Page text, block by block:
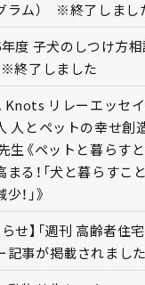
ラム） ※終了しまし
度 子犬のしつけ方相
終了しました
Knots リレーエッセ
人とペットの幸せ創
生《ペットと暮らす
まる！「犬と暮らすこ
！」》
らせ】「週刊 高齢者住
記事が掲載されました